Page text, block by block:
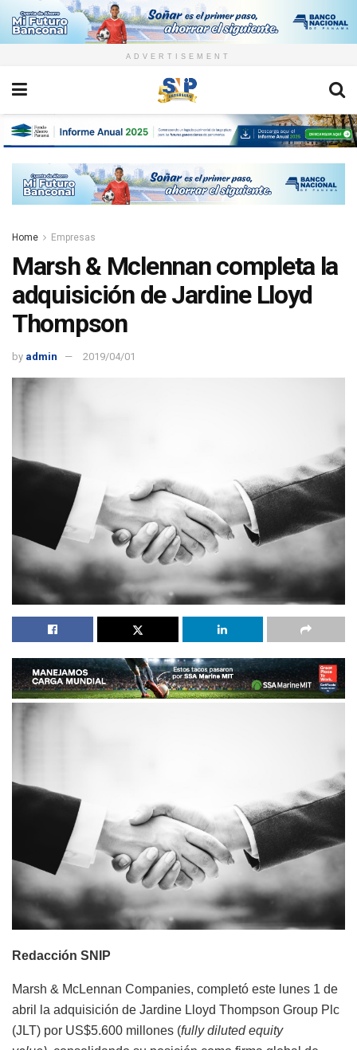
ADVERTISEMENT
Home Empresas
Marsh & Mclennan completa la
adquisición de Jardine Lloyd
Thompson
by admin 2019/04/01
Redacción SNIP
Marsh & McLennan Companies, completó este lunes 1 de
abril la adquisición de Jardine Lloyd Thompson Group Plc
(JLT) por US$5.600 millones (fully diluted equity